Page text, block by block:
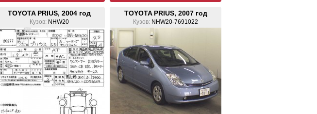
TOYOTA PRIUS, 2004 год
Кузов:NHW20
TOYOTA PRIUS, 2007 год
Кузов: NHW20-7691022